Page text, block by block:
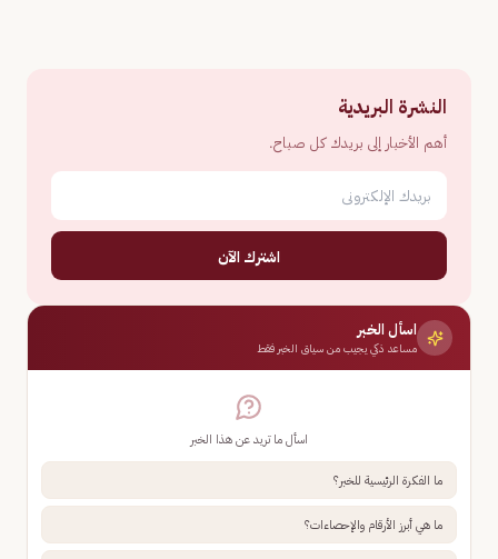
النشرة البريدية
أهم الأخبار إلى بريدك كل صباح.
اشترك الآن
اسأل الخبر
مساعد ذكي يجيب من سياق الخبر فقط
اسأل ما تريد عن هذا الخبر
ما الفكرة الرئيسية للخبر؟
ما هي أبرز الأرقام والإحصاءات؟